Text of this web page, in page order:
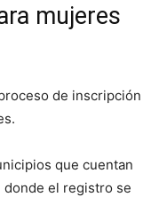
mujeres
de inscripción
que cuentan
donde el registro se